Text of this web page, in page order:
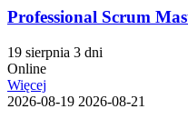
Professional Scrum
19 sierpnia 3 dni
Online
Więcej
2026-08-19 2026-08-21